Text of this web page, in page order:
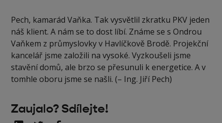
Pech, kamarád Vaňka. Tak vysvětlil zkratku PKV jeden
náš klient. A nám se to dost líbí. Známe se s Ondrou
Vaňkem z průmyslovky v Havlíčkově Brodě. Projekční
kancelář jsme založili na vysoké. Vyzkoušeli jsme
stavění domů, ale brzo se přesunuli k energetice. A v
tomhle oboru jsme se našli. (– Ing. Jiří Pech)
Zaujalo? Sdílejte!